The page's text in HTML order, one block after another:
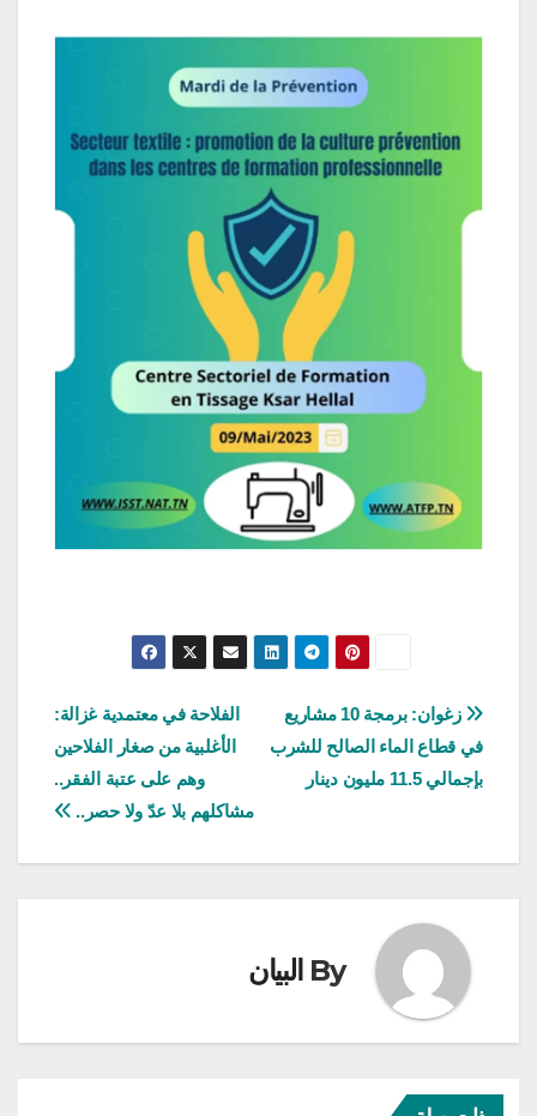
تصفّح
المقالات
الفلاحة في معتمدية غزالة:
الأغلبية من صغار الفلاحين
وهم على عتبة الفقر..
مشاكلهم بلا عدّ ولا حصر..
زغوان: برمجة 10 مشاريع
في قطاع الماء الصالح للشرب
بإجمالي 11.5 مليون دينار
By البيان